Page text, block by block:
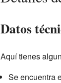
Datos
Aquí tienes
Se encuentra